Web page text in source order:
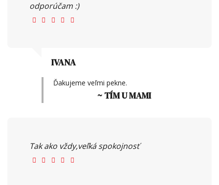
odporúčam :)
IVANA
Ďakujeme veľmi pekne.
~ TÍM U MAMI
Tak ako vždy,veľká spokojnosť